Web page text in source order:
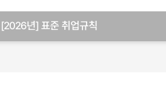
[2026년] 표준 취업규칙